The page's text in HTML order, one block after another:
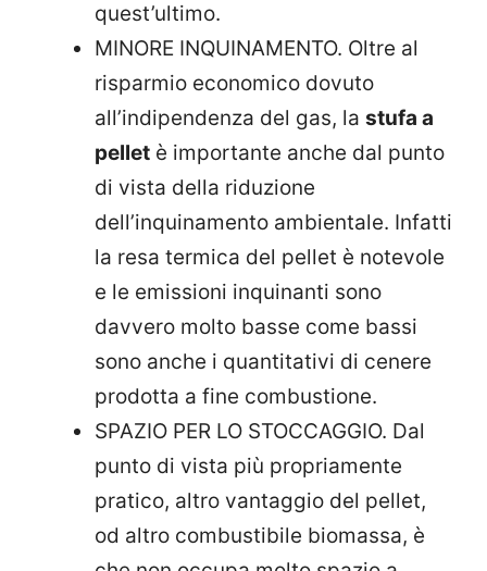
quest’ultimo.
MINORE INQUINAMENTO. Oltre al
risparmio economico dovuto
all’indipendenza del gas, la stufa a
pellet è importante anche dal punto
di vista della riduzione
dell’inquinamento ambientale. Infatti
la resa termica del pellet è notevole
e le emissioni inquinanti sono
davvero molto basse come bassi
sono anche i quantitativi di cenere
prodotta a fine combustione.
SPAZIO PER LO STOCCAGGIO. Dal
punto di vista più propriamente
pratico, altro vantaggio del pellet,
od altro combustibile biomassa, è